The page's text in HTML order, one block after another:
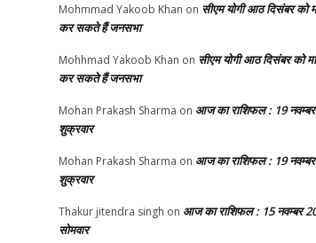
Mohmmad Yakoob Khan on सीएम योगी आठ दिसंबर को
कर सकते हैं जनसभा
Mohhmad Yakoob Khan on सीएम योगी आठ दिसंबर को
कर सकते हैं जनसभा
Mohan Prakash Sharma on आज का राशिफल : 19
शुक्रवार
Mohan Prakash Sharma on आज का राशिफल : 19
शुक्रवार
Thakur jitendra singh on आज का राशिफल : 15 नवम्बर
सोमवार